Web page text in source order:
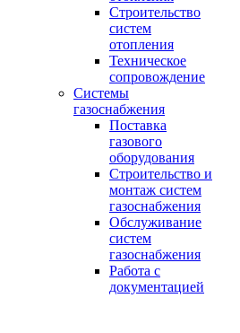
Строительство
систем
отопления
Техническое
сопровождение
Системы
газоснабжения
Поставка
газового
оборудования
Строительство и
монтаж систем
газоснабжения
Обслуживание
систем
газоснабжения
Работа с
документацией